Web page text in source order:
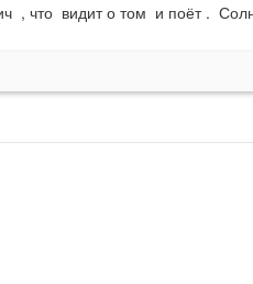
, что  видит о том  и поёт .